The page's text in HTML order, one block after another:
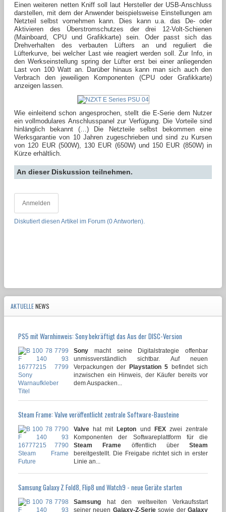
Einen weiteren netten Kniff soll laut Hersteller der USB-Anschluss
darstellen, mit dem der Anwender beispielsweise Einstellungen am
Netzteil selbst vornehmen kann. Dies kann u.a. das De- oder
Aktivieren des Überstromschutzes der drei 12-Volt-Schienen
(Mainboard, CPU und Grafikkarte) sein. Oder passt sich das
Drehverhalten des verbauten Lüfters an und reguliert die
Lüfterkurve, bei welcher Last wie reagiert werden soll. Zur Info, in
den Werkseinstellung spring der Lüfter erst bei einer anliegenden
Last von 100 Watt an. Darüber hinaus kann man sich auch den
Verbrach den jeweiligen Komponenten (CPU oder Grafikkarte)
anzeigen lassen.
Wie einleitend schon angesprochen, stellt die E-Serie dem Nutzer
ein vollmodulares Anschlusspanel zur Verfügung. Die Vorteile sind
hinlänglich bekannt (…) Die Netzteile selbst bekommen eine
Werksgarantie von 10 Jahren zugeschrieben und sind zu Kursen
von 120 EUR (500W), 130 EUR (650W) und 150 EUR (850W) in
Kürze erhältlich.
An dieser Diskussion teilnehmen.
Anmelden
Diskutiert diesen Artikel im Forum (0 Antworten).
AKTUELLENEWS
PS5 mit Warnhinweis: Sony bekräftigt das Aus der DISC-Version
Sony macht seine Digitalstrategie offenbar
unmissverständlich sichtbar. Auf neuen
Verpackungen der Playstation 5 befindet sich
inzwischen ein Hinweis, der Käufer bereits vor
dem Auspacken...
Steam Frame: Valve veröffentlicht zentrale Software-Bausteine
Valve hat mitLepton und FEXzwei zentrale
Komponenten der Softwareplattform für die
Steam Frame öffentlich über Steam
bereitgestellt. Die Freigabe richtet sich in erster
Linie an...
Samsung Galaxy Z Fold8, Flip8 und Watch9 - neue Geräte starten
Samsung hat den weltweiten Verkaufsstart
seiner neuen Galaxy-Z-Seriesowie derGalaxy